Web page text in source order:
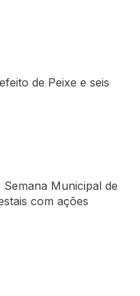
de Peixe e seis
Municipal de
com ações